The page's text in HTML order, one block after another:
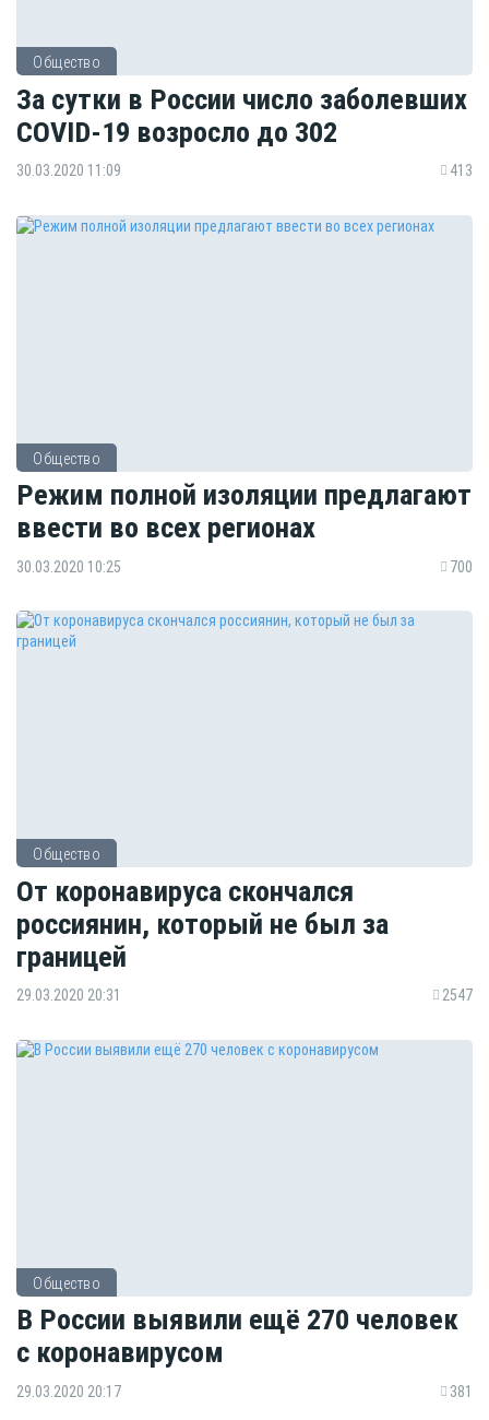
Общество
За сутки в России число заболевших
COVID-19 возросло до 302
30.03.2020 11:09 413
Общество
Режим полной изоляции предлагают
ввести во всех регионах
30.03.2020 10:25 700
Общество
От коронавируса скончался
россиянин, который не был за
границей
29.03.2020 20:31 2547
Общество
В России выявили ещё 270 человек
с коронавирусом
29.03.2020 20:17 381